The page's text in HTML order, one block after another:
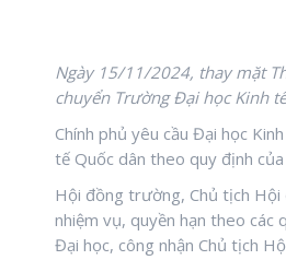
Ngày 15/11/2024, thay mặt
chuyển Trường Đại học Kinh
Chính phủ yêu cầu Đại học
tế Quốc dân theo quy định
Hội đồng trường, Chủ tịch
nhiệm vụ, quyền hạn theo các
Đại học, công nhận Chủ tịch